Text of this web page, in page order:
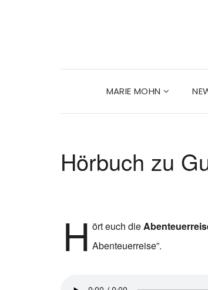
MARIE MOHN
Hörbuch zu
H ört euch die
Abenteuerreise”.